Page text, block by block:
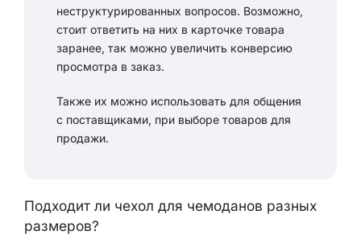
неструктурированных вопросов. Возможно,
стоит ответить на них в карточке товара
заранее, так можно увеличить конверсию
просмотра в заказ.
Также их можно использовать для общения
с поставщиками, при выборе товаров для
продажи.
Подходит ли чехол для чемоданов разных
размеров?